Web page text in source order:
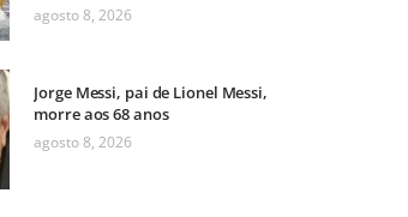
agosto 8, 2026
Jorge Messi, pai de Lionel Messi,
morre aos 68 anos
agosto 8, 2026